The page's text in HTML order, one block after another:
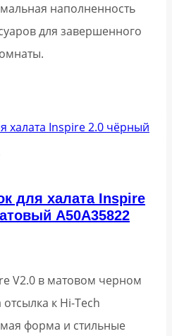
наполненность
для завершенного
для халата Inspire
A50A35822
V2.0 в матовом черном
к Hi-Tech
форма и стильные